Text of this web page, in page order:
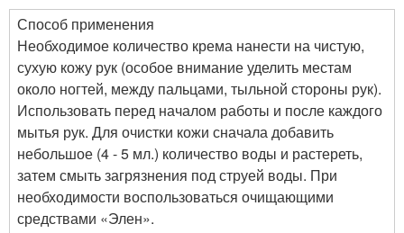
Способ применения
Необходимое количество крема нанести на чистую,
сухую кожу рук (особое внимание уделить местам
около ногтей, между пальцами, тыльной стороны рук).
Использовать перед началом работы и после каждого
мытья рук. Для очистки кожи сначала добавить
небольшое (4 - 5 мл.) количество воды и растереть,
затем смыть загрязнения под струей воды. При
необходимости воспользоваться очищающими
средствами «Элен».